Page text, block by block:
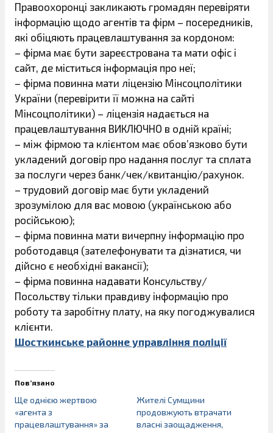
Правоохоронці закликають громадян перевіряти
інформацію щодо агентів та фірм – посередників,
які обіцяють працевлаштування за кордоном:
– фірма має бути зареєстрована та мати офіс і
сайт, де міститься інформація про неї;
– фірма повинна мати ліцензію Мінсоцполітики
України (перевірити її можна на сайті
Мінсоцполітики) – ліцензія надається на
працевлаштування ВИКЛЮЧНО в одній країні;
– між фірмою та клієнтом має обов’язково бути
укладений договір про надання послуг та сплата
за послуги через банк/чек/квитанцію/рахунок.
– трудовий договір має бути укладений
зрозумілою для вас мовою (українською або
російською);
– фірма повинна мати вичерпну інформацію про
роботодавця (зателефонувати та дізнатися, чи
дійсно є необхідні вакансії);
– фірма повинна надавати Консульству/
Посольству тільки правдиву інформацію про
роботу та заробітну плату, на яку погоджувалися
клієнти.
Шосткинське районне управління поліції
Пов’язано
Ще однією жертвою
«агента з
працевлаштування» за
Жителі Сумщини
продовжують втрачати
власні заощадження,